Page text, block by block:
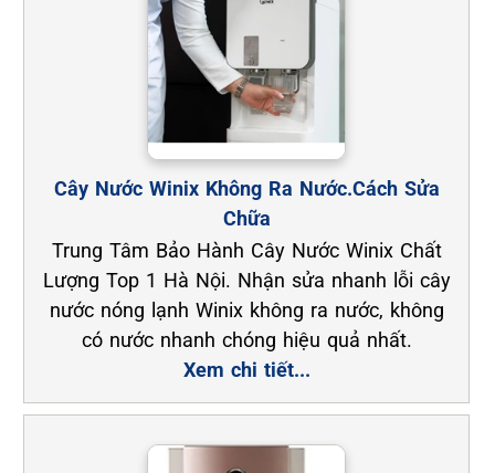
Cây Nước Winix Không Ra Nước.Cách Sửa
Chữa
Trung Tâm Bảo Hành Cây Nước Winix Chất
Lượng Top 1 Hà Nội. Nhận sửa nhanh lỗi cây
nước nóng lạnh Winix không ra nước, không
có nước nhanh chóng hiệu quả nhất.
Xem chi tiết...